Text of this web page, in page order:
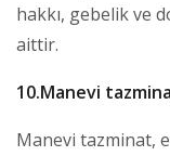
hakkı, gebelik ve
aittir.
10.Manevi
Manevi tazminat,